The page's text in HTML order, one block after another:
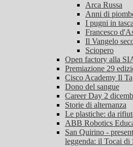
Arca Russa
Anni di
I pugni in tasca
Francesco
Il Vangelo
Sciopero
Open factory alla
Premiazione 29
Cisco Academy Il
Dono del sangue
Career Day 2
Storie di alternanza
Le plastiche: da
ABB Robotics
San Quirino -
leggenda: il Tocai di